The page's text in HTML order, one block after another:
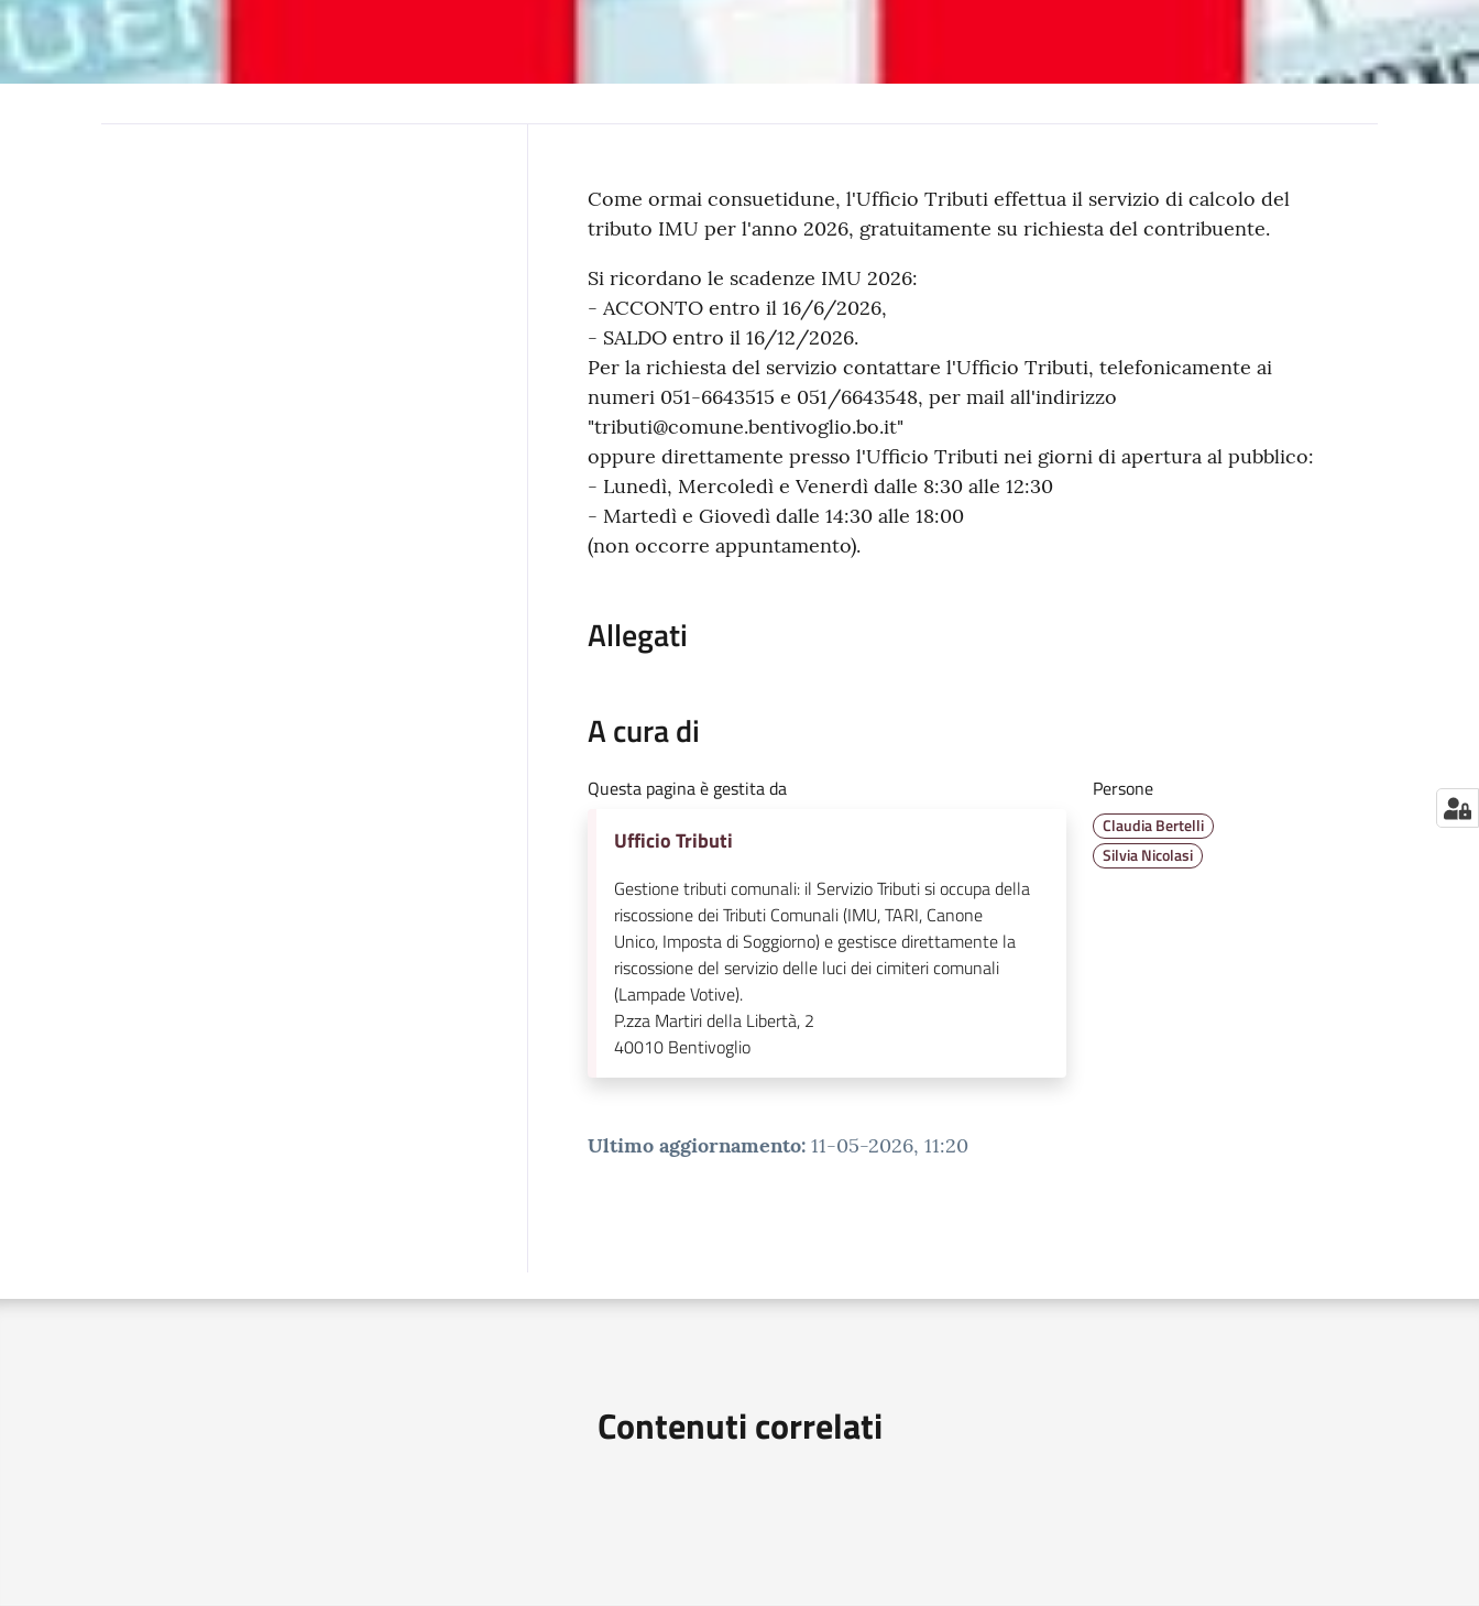
Contenuto
Come ormai consuetidune, l'Ufficio Tributi effettua il servizio di calcolo del
tributo IMU per l'anno 2026, gratuitamente su richiesta del contribuente.
Si ricordano le scadenze IMU 2026:
- ACCONTO entro il 16/6/2026,
- SALDO entro il 16/12/2026.
Per la richiesta del servizio contattare l'Ufficio Tributi, telefonicamente ai
numeri 051-6643515 e 051/6643548, per mail all'indirizzo
"tributi@comune.bentivoglio.bo.it"
oppure direttamente presso l'Ufficio Tributi nei giorni di apertura al pubblico:
- Lunedì, Mercoledì e Venerdì dalle 8:30 alle 12:30
- Martedì e Giovedì dalle 14:30 alle 18:00
(non occorre appuntamento).
Allegati
A cura di
Questa pagina è gestita da
Ufficio Tributi
Gestione tributi comunali: il Servizio Tributi si occupa della
riscossione dei Tributi Comunali (IMU, TARI, Canone
Unico, Imposta di Soggiorno) e gestisce direttamente la
riscossione del servizio delle luci dei cimiteri comunali
(Lampade Votive).
P.zza Martiri della Libertà, 2
40010 Bentivoglio
Persone
Claudia Bertelli
Silvia Nicolasi
Ultimo aggiornamento: 11-05-2026, 11:20
Contenuti correlati